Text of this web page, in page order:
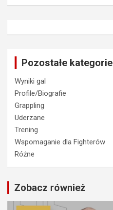
Pozostałe kategorie
Wyniki gal
Profile/Biografie
Grappling
Uderzane
Trening
Wspomaganie dla Fighterów
Różne
Zobacz również